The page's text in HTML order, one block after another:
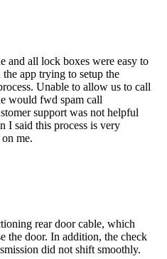
and all lock boxes were easy to
app trying to setup the
Unable to allow us to call
would fwd spam call
support was not helpful
I said this process is very
me.
rear door cable, which
the door. In addition, the check
did not shift smoothly.